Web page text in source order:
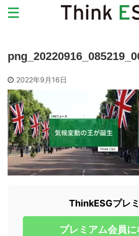
2022年9月16日
ThinkESGプレ
プレミアム会員に